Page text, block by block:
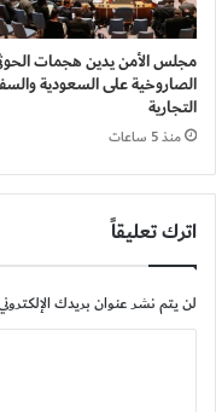
مجلس الأمن يدين هجمات
الصاروخية على السعودية
التجارية
منذ 5 ساعات
اترك تعليقاً
لن يتم نشر عنوان بريدك